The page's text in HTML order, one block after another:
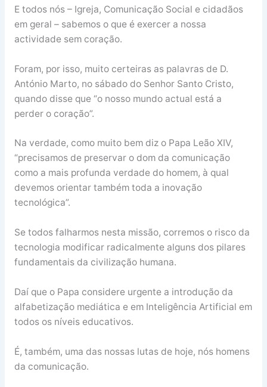
E todos nós – Igreja, Comunicação Social e cidadãos
em geral – sabemos o que é exercer a nossa
actividade sem coração.
Foram, por isso, muito certeiras as palavras de D.
António Marto, no sábado do Senhor Santo Cristo,
quando disse que “o nosso mundo actual está a
perder o coração”.
Na verdade, como muito bem diz o Papa Leão XIV,
“precisamos de preservar o dom da comunicação
como a mais profunda verdade do homem, à qual
devemos orientar também toda a inovação
tecnológica”.
Se todos falharmos nesta missão, corremos o risco da
tecnologia modificar radicalmente alguns dos pilares
fundamentais da civilização humana.
Daí que o Papa considere urgente a introdução da
alfabetização mediática e em Inteligência Artificial em
todos os níveis educativos.
É, também, uma das nossas lutas de hoje, nós homens
da comunicação.